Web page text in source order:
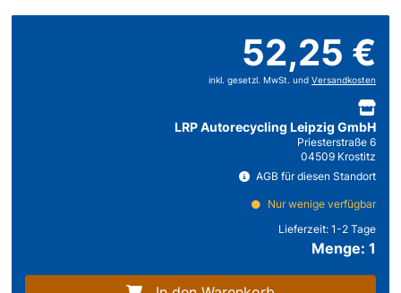
52,25 €
inkl. gesetzl. MwSt. und Versandkosten
LRP Autorecycling Leipzig GmbH
Priesterstraße 6
04509 Krostitz
AGB für diesen Standort
Nur wenige verfügbar
Lieferzeit: 1-2 Tage
Menge: 1